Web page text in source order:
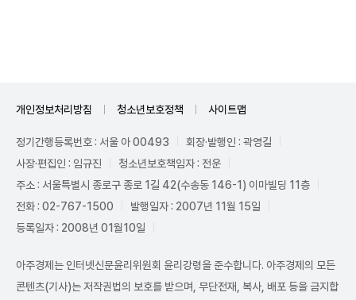
개인정보처리방침 청소년보호정책 사이트맵
정기간행등록번호 : 서울 아 00493
회장·발행인 : 곽영길
사장·편집인 : 임규진
청소년보호책임자 : 전운
주소 : 서울특별시 종로구 종로 1길 42(수송동 146-1) 이마빌딩 11층
전화 : 02-767-1500
발행일자 : 2007년 11월 15일
등록일자 : 2008년 01월10일
아주경제는 인터넷신문윤리위원회 윤리강령을 준수합니다. 아주경제의 모든
콘텐츠(기사)는 저작권법의 보호를 받으며, 무단전재, 복사, 배포 등을 금지합